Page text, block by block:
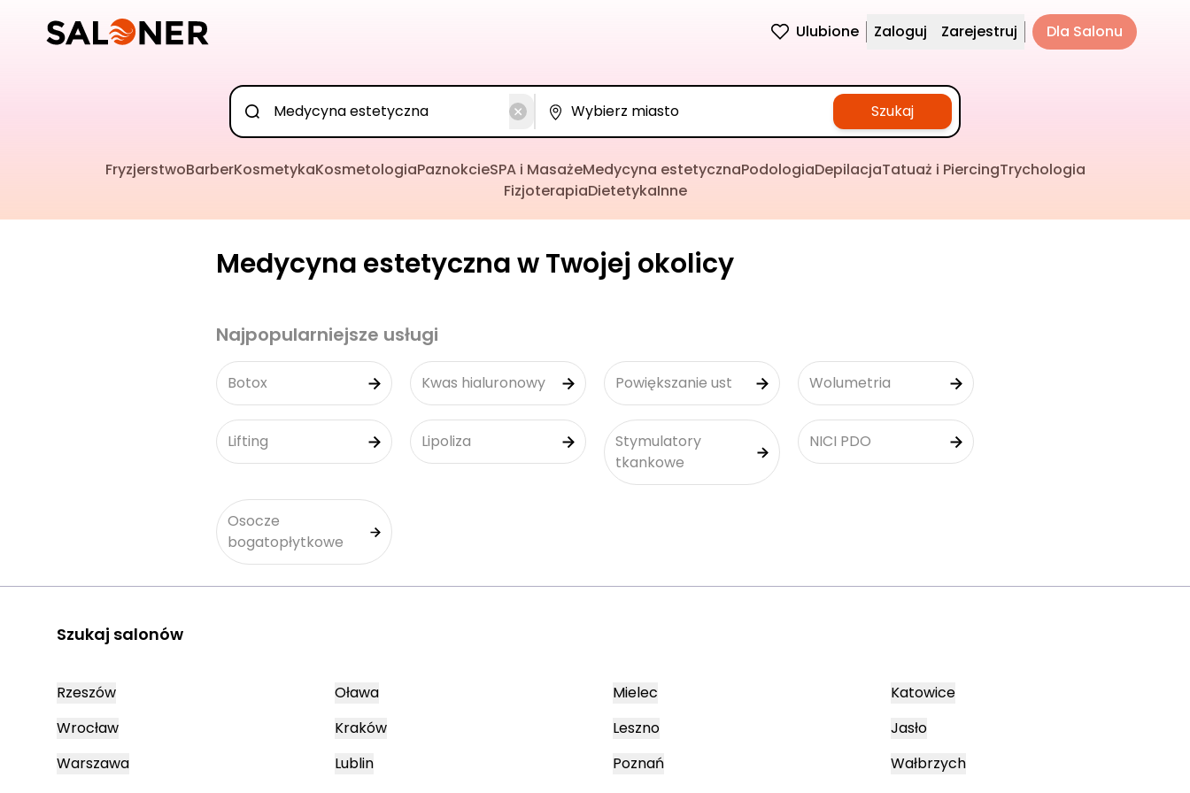
Ulubione Zaloguj Zarejestruj Dla Salonu
Szukaj
FryzjerstwoBarberKosmetykaKosmetologiaPaznokcieSPA i MasażeMedycyna estetycznaPodologiaDepilacjaTatuaż i PiercingTrychologia
FizjoterapiaDietetykaInne
Medycyna estetyczna w Twojej okolicy
Najpopularniejsze usługi
Botox Kwas hialuronowy Powiększanie ust Wolumetria
Lifting Lipoliza
Stymulatory
tkankowe
NICI PDO
Osocze
bogatopłytkowe
Szukaj salonów
Rzeszów
Wrocław
Warszawa
Oława
Kraków
Lublin
Mielec
Leszno
Poznań
Katowice
Jasło
Wałbrzych